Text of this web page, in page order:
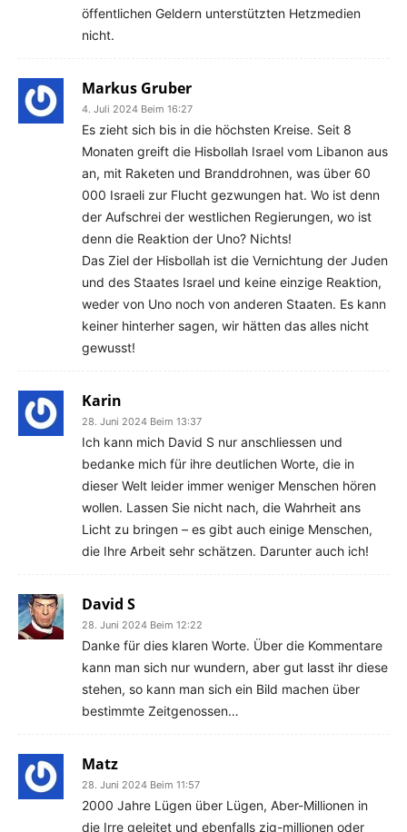
öffentlichen Geldern unterstützten Hetzmedien
nicht.
Markus Gruber
4. Juli 2024 Beim 16:27
Es zieht sich bis in die höchsten Kreise. Seit 8
Monaten greift die Hisbollah Israel vom Libanon aus
an, mit Raketen und Branddrohnen, was über 60
000 Israeli zur Flucht gezwungen hat. Wo ist denn
der Aufschrei der westlichen Regierungen, wo ist
denn die Reaktion der Uno? Nichts!
Das Ziel der Hisbollah ist die Vernichtung der Juden
und des Staates Israel und keine einzige Reaktion,
weder von Uno noch von anderen Staaten. Es kann
keiner hinterher sagen, wir hätten das alles nicht
gewusst!
Karin
28. Juni 2024 Beim 13:37
Ich kann mich David S nur anschliessen und
bedanke mich für ihre deutlichen Worte, die in
dieser Welt leider immer weniger Menschen hören
wollen. Lassen Sie nicht nach, die Wahrheit ans
Licht zu bringen – es gibt auch einige Menschen,
die Ihre Arbeit sehr schätzen. Darunter auch ich!
David S
28. Juni 2024 Beim 12:22
Danke für dies klaren Worte. Über die Kommentare
kann man sich nur wundern, aber gut lasst ihr diese
stehen, so kann man sich ein Bild machen über
bestimmte Zeitgenossen…
Matz
28. Juni 2024 Beim 11:57
2000 Jahre Lügen über Lügen, Aber-Millionen in
die Irre geleitet und ebenfalls zig-millionen oder